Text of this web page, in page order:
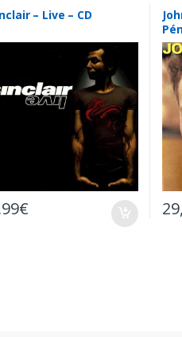
– Live – CD
€